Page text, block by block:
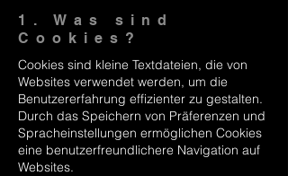
1. Was sind
Cookies?
Cookies sind kleine Textdateien, die von
Websites verwendet werden, um die
Benutzererfahrung effizienter zu gestalten.
Durch das Speichern von Präferenzen und
Spracheinstellungen ermöglichen Cookies
eine benutzerfreundlichere Navigation auf
Websites.